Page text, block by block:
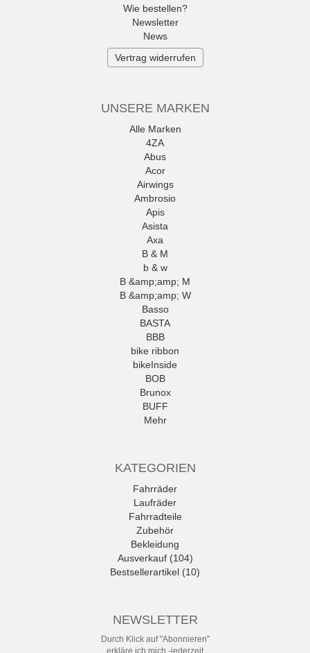
Wie bestellen?
Newsletter
News
Vertrag widerrufen
UNSERE MARKEN
Alle Marken
4ZA
Abus
Acor
Airwings
Ambrosio
Apis
Asista
Axa
B & M
b & w
B &amp;amp; M
B &amp;amp; W
Basso
BASTA
BBB
bike ribbon
bikeInside
BOB
Brunox
BUFF
Mehr
KATEGORIEN
Fahrräder
Laufräder
Fahrradteile
Zubehör
Bekleidung
Ausverkauf (104)
Bestsellerartikel (10)
NEWSLETTER
Durch Klick auf "Abonnieren"